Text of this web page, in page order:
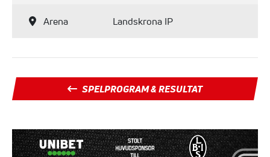
Arena Landskrona IP
SPELPROGRAM & RESULTAT